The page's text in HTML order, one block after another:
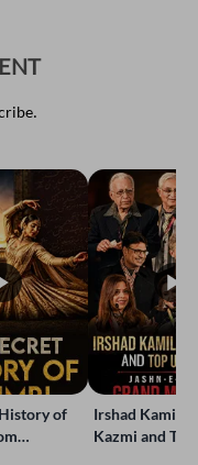
of
Irshad Kamil,
Kazmi and